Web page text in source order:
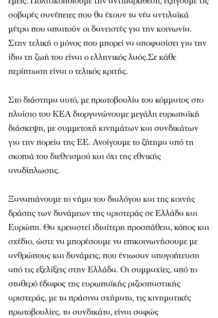
σοβαρές συνέπειες που θα έχουν τα νέα αντιλαϊκά
μέτρα που απαιτούν οι δανειστές για την κοινωνία.
Στην τελική ο μόνος που μπορεί να αποφασίσει για την
ίδια τη ζωή του είναι ο ελληνικός λαός.Σε κάθε
περίπτωση είναι ο τελικός κριτής.
Στο διάστημα αυτό, με πρωτοβουλία του κόμματος στο
πλαίσιο του ΚΕΑ διοργανώνουμε μεγάλη ευρωπαϊκή
διάσκεψη, με συμμετοχή κινημάτων και συνδικάτων
για την πορεία της ΕΕ. Ανοίγουμε το ζήτημα από τη
σκοπιά του διεθνισμού και όχι της εθνικής
αναδίπλωσης.
Ξαναπιάνουμε το νήμα του διαλόγου και της κοινής
δράσης των δυνάμεων της αριστεράς σε Ελλάδα και
Ευρώπη. Θα χρειαστεί ιδιαίτερη προσπάθεια, κόπος και
σχέδιο, ώστε να μπορέσουμε να επικοινωνήσουμε με
ανθρώπους και δυνάμεις, που ένιωσαν απογοήτευση
από τις εξελίξεις στην Ελλάδα. Οι συμμαχίες, από το
σταθερό έδαφος της ευρωπαϊκής ριζοσπαστικής
αριστεράς, με τα πράσινα σχήματα, τις κινηματικές
πρωτοβουλίες, τα συνδικάτα, είναι σαφώς